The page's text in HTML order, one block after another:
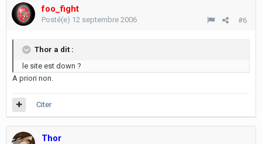
foo_fight
#6
Posté(e) 12 septembre 2006
Thor a dit :
le site est down ?
A priori non.
Citer
Thor